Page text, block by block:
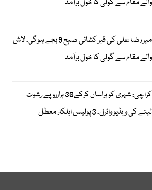
والے مقام سے گولی کا خول برآمد
میر رضا علی کی قبر کشائی صبح 9 بجے ہوگی، لاش
والے مقام سے گولی کا خول برآمد
کراچی: شہری کو ہراساں کرکے30 ہزارروپے رشوت
لینے کی ویڈیو وائرل، 3 پولیس اہلکار معطل